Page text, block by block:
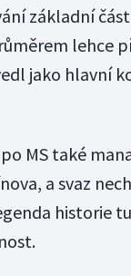
základní
lehce
jako hlavní
MS také
a svaz
historie